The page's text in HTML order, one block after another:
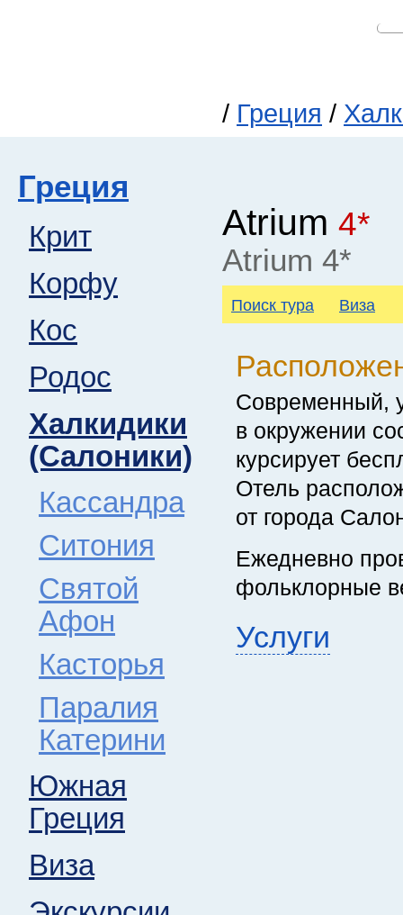
/ Греция /
Греция
Крит
Корфу
Кос
Родос
Халкидики
(Салоники)
Кассандра
Ситония
Святой
Афон
Касторья
Паралия
Катерини
Южная
Греция
Виза
Atrium 4*
Atrium 4*
Поиск тура Виза
Современный,
в окружении
курсирует
Отель
от города
Ежедневно
фольклорные
Услуги